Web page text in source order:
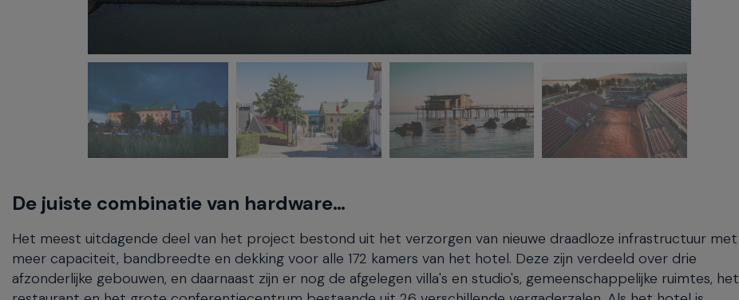
De juiste combinatie van hardware…
Het meest uitdagende deel van het project bestond uit het verzorgen van nieuwe draadloze infrastructuur met
meer capaciteit, bandbreedte en dekking voor alle 172 kamers van het hotel. Deze zijn verdeeld over drie
afzonderlijke gebouwen, en daarnaast zijn er nog de afgelegen villa's en studio's, gemeenschappelijke ruimtes, het